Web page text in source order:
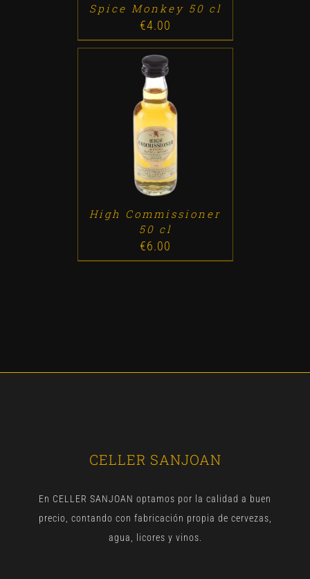
Spice Monkey 50 cl
€4.00
ADD TO CART /
High Commissioner
50 cl
€6.00
CELLER SANJOAN
En CELLER SANJOAN optamos por la calidad a buen
precio, contando con fabricación propia de cervezas,
agua, licores y vinos.